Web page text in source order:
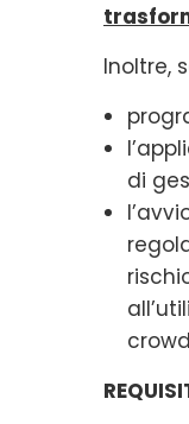
Inoltre,
di